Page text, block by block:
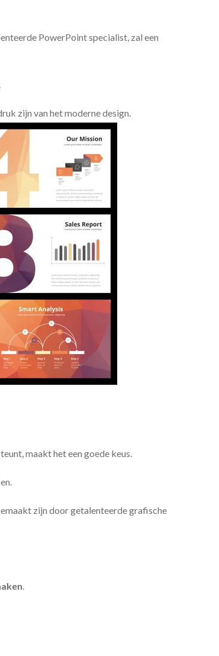
PowerPoint specialist, zal een
zijn van het moderne design.
maakt het een goede keus.
zijn door getalenteerde grafische
.